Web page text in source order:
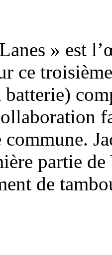
» est
ce
commune.
partie
de